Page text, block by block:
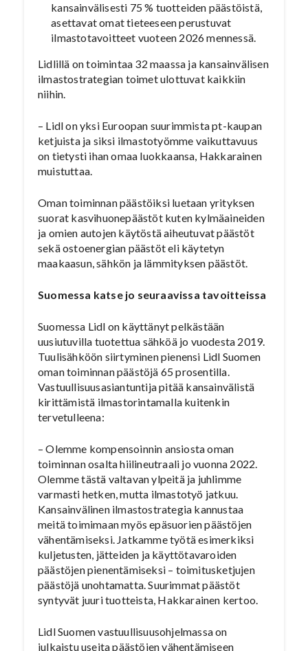
kansainvälisesti 75 % tuotteiden päästöistä,
asettavat omat tieteeseen perustuvat
ilmastotavoitteet vuoteen 2026 mennessä.
Lidlillä on toimintaa 32 maassa ja kansainvälisen
ilmastostrategian toimet ulottuvat kaikkiin
niihin.
– Lidl on yksi Euroopan suurimmista pt-kaupan
ketjuista ja siksi ilmastotyömme vaikuttavuus
on tietysti ihan omaa luokkaansa, Hakkarainen
muistuttaa.
Oman toiminnan päästöiksi luetaan yrityksen
suorat kasvihuonepäästöt kuten kylmäaineiden
ja omien autojen käytöstä aiheutuvat päästöt
sekä ostoenergian päästöt eli käytetyn
maakaasun, sähkön ja lämmityksen päästöt.
Suomessa katse jo seuraavissa tavoitteissa
Suomessa Lidl on käyttänyt pelkästään
uusiutuvilla tuotettua sähköä jo vuodesta 2019.
Tuulisähköön siirtyminen pienensi Lidl Suomen
oman toiminnan päästöjä 65 prosentilla.
Vastuullisuusasiantuntija pitää kansainvälistä
kirittämistä ilmastorintamalla kuitenkin
tervetulleena:
– Olemme kompensoinnin ansiosta oman
toiminnan osalta hiilineutraali jo vuonna 2022.
Olemme tästä valtavan ylpeitä ja juhlimme
varmasti hetken, mutta ilmastotyö jatkuu.
Kansainvälinen ilmastostrategia kannustaa
meitä toimimaan myös epäsuorien päästöjen
vähentämiseksi. Jatkamme työtä esimerkiksi
kuljetusten, jätteiden ja käyttötavaroiden
päästöjen pienentämiseksi – toimitusketjujen
päästöjä unohtamatta. Suurimmat päästöt
syntyvät juuri tuotteista, Hakkarainen kertoo.
Lidl Suomen vastuullisuusohjelmassa on
julkaistu useita päästöjen vähentämiseen